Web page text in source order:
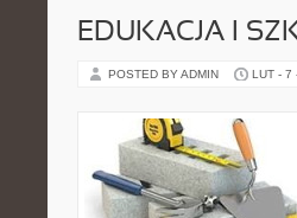
EDUKACJA I
POSTED BY ADMIN LUT - 7